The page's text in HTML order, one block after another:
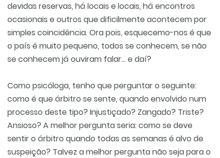
devidas reservas, há locais e locais, há encontros
ocasionais e outros que dificilmente acontecem por
simples coincidência. Ora pois, esquecemo-nos é que
o país é muito pequeno, todos se conhecem, se não
se conhecem já ouviram falar… e daí?
Como psicóloga, tenho que perguntar o seguinte:
como é que árbitro se sente, quando envolvido num
processo deste tipo? Injustiçado? Zangado? Triste?
Ansioso? A melhor pergunta seria: como se deve
sentir o árbitro quando todas as semanas é alvo de
suspeição? Talvez a melhor pergunta não seja para o